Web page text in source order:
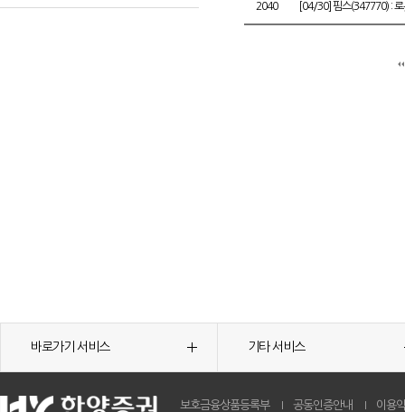
2040 [04/30] 핌스(347770) :
바로가기 서비스 기타 서비스
보호금융상품등록부 공동인증안내 이용